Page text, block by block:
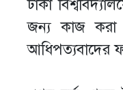
ঢাকা
জন্য কাজ করা
আধিপত্যবাদের